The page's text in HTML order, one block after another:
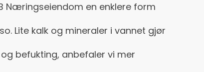
Næringseiendom en enklere form
Lite kalk og mineraler i vannet gjør
befukting, anbefaler vi mer